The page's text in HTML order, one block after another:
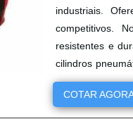
industriais.
competitivos.
resistentes e
cilindros
perca a
acessíveis.
COTAR